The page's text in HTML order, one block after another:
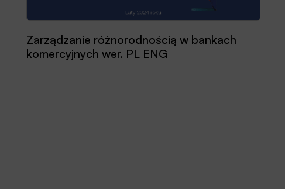
Zarządzanie różnorodnością w bankach
komercyjnych wer. PL ENG
Przewodnik dobrych praktyk 2025